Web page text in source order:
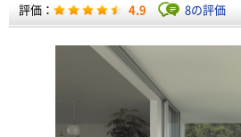
4.9 8の評価